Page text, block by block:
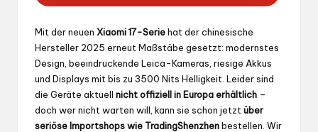
Mit der neuen Xiaomi 17-Seriehat der chinesische
Hersteller 2025 erneut Maßstäbe gesetzt: modernstes
Design, beeindruckende Leica-Kameras, riesige Akkus
und Displays mit bis zu 3500 Nits Helligkeit. Leider sind
die Geräte aktuell nicht offiziell in Europa erhältlich –
doch wer nicht warten will, kann sie schon jetzt über
seriöse Importshops wie TradingShenzhenbestellen. Wir